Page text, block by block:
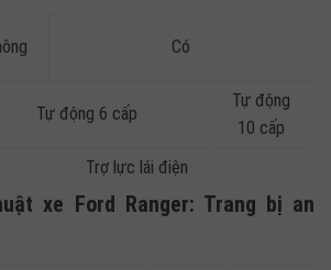
Có
Tự động 6 cấp
Tự động
10 cấp
Trợ lực lái điện
xe Ford Ranger: Trang bị an